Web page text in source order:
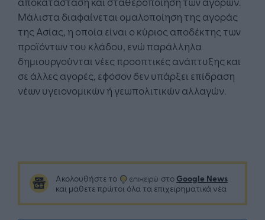
Μάλιστα διαφαίνεται ομαλοποίηση της αγοράς
της Ασίας, η οποία είναι ο κύριος αποδέκτης των
προϊόντων του κλάδου, ενώ παράλληλα
δημιουργούνται νέες προοπτικές ανάπτυξης και
σε άλλες αγορές, εφόσον δεν υπάρξει επίδραση
νέων υγειονομικών ή γεωπολιτικών αλλαγών.
Ακολουθήστε το στο Google News
και μάθετε πρώτοι όλα τα επιχειρηματικά νέα